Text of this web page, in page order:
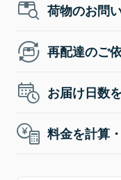
荷物のお問
再配達のご
お届け日数
料金を計算